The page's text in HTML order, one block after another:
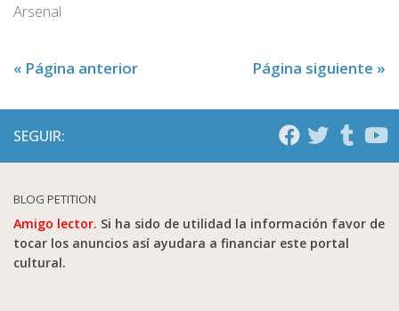
Arsenal
« Página anterior Página siguiente »
SEGUIR:
BLOG PETITION
Amigo lector. Si ha sido de utilidad la información favor de
tocar los anuncios así ayudara a financiar este portal
cultural.